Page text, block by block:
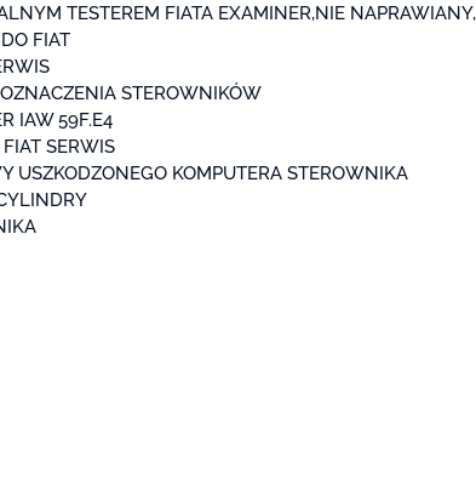
TESTEREM FIATA EXAMINER,NIE
FIAT
STEROWNIKÓW
IAW 59F.E4
SERWIS
USZKODZONEGO KOMPUTERA STEROWNIKA